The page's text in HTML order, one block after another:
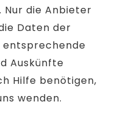
die Anbieter
Daten der
entsprechende
Auskünfte
Hilfe benötigen,
wenden.